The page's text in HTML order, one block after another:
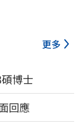
更多
博士
回應